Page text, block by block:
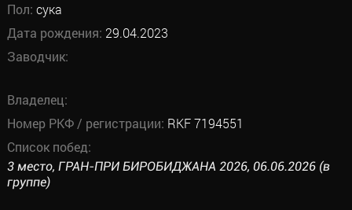
Пол: сука
Дата рождения: 29.04.2023
Заводчик:
Владелец:
Номер РКФ / регистрации: RKF 7194551
Список побед:
3 место, ГРАН-ПРИ БИРОБИДЖАНА 2026, 06.06.2026 (в
группе)